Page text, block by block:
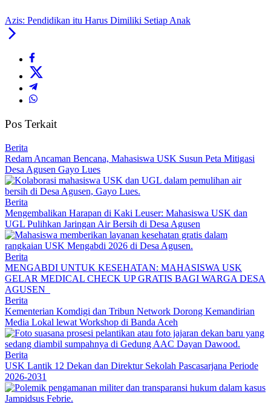
Azis: Pendidikan itu Harus Dimiliki Setiap Anak
Pos Terkait
Berita
Redam Ancaman Bencana, Mahasiswa USK Susun Peta Mitigasi
Desa Agusen Gayo Lues
Berita
Mengembalikan Harapan di Kaki Leuser: Mahasiswa USK dan
UGL Pulihkan Jaringan Air Bersih di Desa Agusen
Berita
MENGABDI UNTUK KESEHATAN: MAHASISWA USK
GELAR MEDICAL CHECK UP GRATIS BAGI WARGA DESA
AGUSEN
Berita
Kementerian Komdigi dan Tribun Network Dorong Kemandirian
Media Lokal lewat Workshop di Banda Aceh
Berita
USK Lantik 12 Dekan dan Direktur Sekolah Pascasarjana Periode
2026-2031